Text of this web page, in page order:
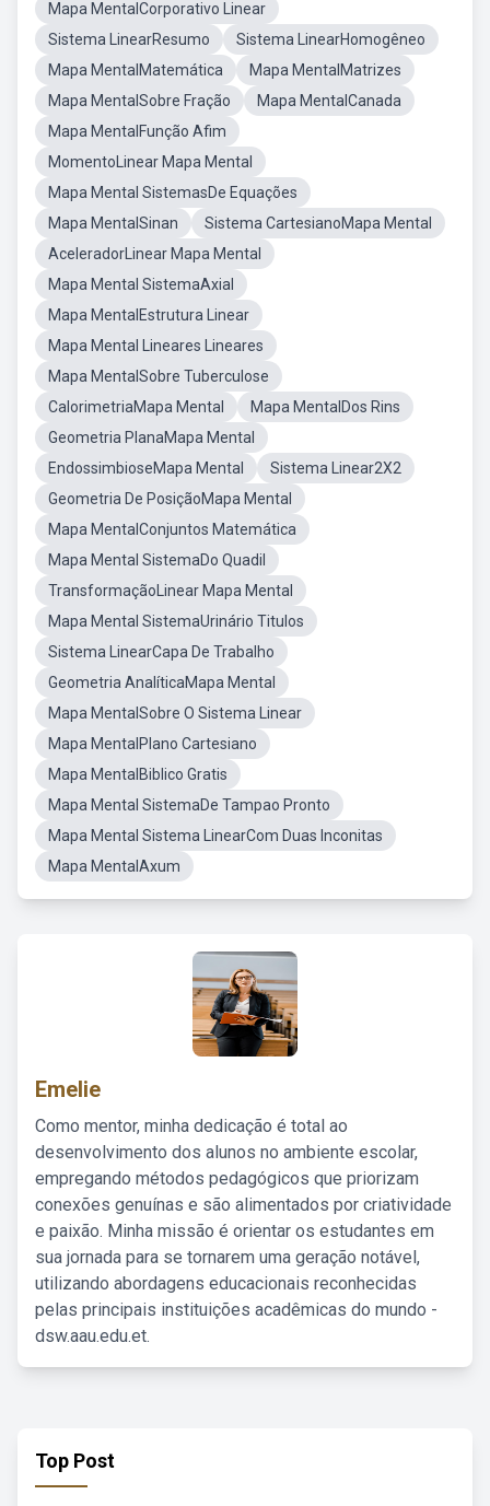
Mapa MentalCorporativo Linear
Sistema LinearResumo
Sistema LinearHomogêneo
Mapa MentalMatemática
Mapa MentalMatrizes
Mapa MentalSobre Fração
Mapa MentalCanada
Mapa MentalFunção Afim
MomentoLinear Mapa Mental
Mapa Mental SistemasDe Equações
Mapa MentalSinan
Sistema CartesianoMapa Mental
AceleradorLinear Mapa Mental
Mapa Mental SistemaAxial
Mapa MentalEstrutura Linear
Mapa Mental Lineares Lineares
Mapa MentalSobre Tuberculose
CalorimetriaMapa Mental
Mapa MentalDos Rins
Geometria PlanaMapa Mental
EndossimbioseMapa Mental
Sistema Linear2X2
Geometria De PosiçãoMapa Mental
Mapa MentalConjuntos Matemática
Mapa Mental SistemaDo Quadil
TransformaçãoLinear Mapa Mental
Mapa Mental SistemaUrinário Titulos
Sistema LinearCapa De Trabalho
Geometria AnalíticaMapa Mental
Mapa MentalSobre O Sistema Linear
Mapa MentalPlano Cartesiano
Mapa MentalBiblico Gratis
Mapa Mental SistemaDe Tampao Pronto
Mapa Mental Sistema LinearCom Duas Inconitas
Mapa MentalAxum
Emelie
Como mentor, minha dedicação é total ao
desenvolvimento dos alunos no ambiente escolar,
empregando métodos pedagógicos que priorizam
conexões genuínas e são alimentados por criatividade
e paixão. Minha missão é orientar os estudantes em
sua jornada para se tornarem uma geração notável,
utilizando abordagens educacionais reconhecidas
pelas principais instituições acadêmicas do mundo -
dsw.aau.edu.et.
Top Post